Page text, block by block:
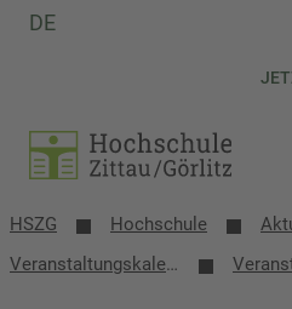
DE
HSZG Hochschule
Veranstaltungs­kalender